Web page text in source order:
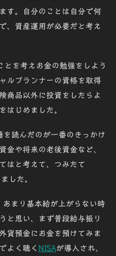
す。自分のことは自分で何
、資産運用が必要だと考え
とを考えお金の勉強をしよう
ルプランナーの資格を取得
商品以外に投資をしたらよ
はじめました。
を読んだのが一番のきっかけ
金や将来の老後資金など、
はと考えて、つみたて
した。
まり基本給が上がらない時
と思い、まず普段給与振り
貨預金にお金を預けてみま
よく聴く NISAが導入され、